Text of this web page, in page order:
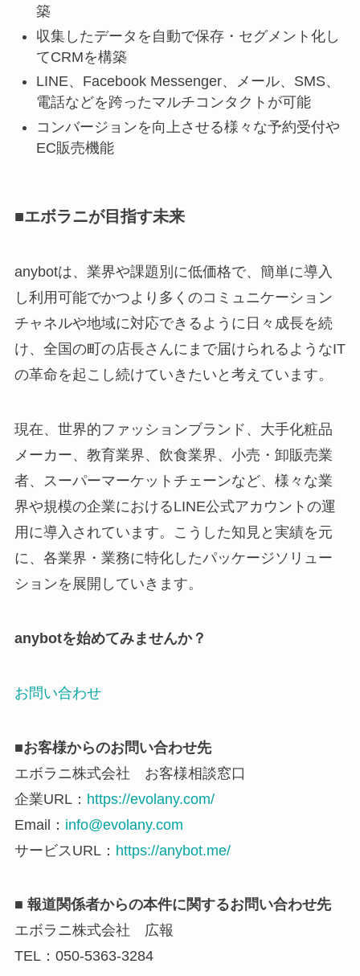
築
収集したデータを自動で保存・セグメント化し
てCRMを構築
LINE、Facebook Messenger、メール、SMS、
電話などを跨ったマルチコンタクトが可能
コンバージョンを向上させる様々な予約受付や
EC販売機能
■エボラニが目指す未来
anybotは、業界や課題別に低価格で、簡単に導入
し利用可能でかつより多くのコミュニケーション
チャネルや地域に対応できるように日々成長を続
け、全国の町の店長さんにまで届けられるようなIT
の革命を起こし続けていきたいと考えています。
現在、世界的ファッションブランド、大手化粧品
メーカー、教育業界、飲食業界、小売・卸販売業
者、スーパーマーケットチェーンなど、様々な業
界や規模の企業におけるLINE公式アカウントの運
用に導入されています。こうした知見と実績を元
に、各業界・業務に特化したパッケージソリュー
ションを展開していきます。
anybotを始めてみませんか？
お問い合わせ
■お客様からのお問い合わせ先
エボラニ株式会社 お客様相談窓口
企業URL： https://evolany.com/
Email： info@evolany.com
サービスURL： https://anybot.me/
■ 報道関係者からの本件に関するお問い合わせ先
エボラニ株式会社 広報
TEL：050-5363-3284